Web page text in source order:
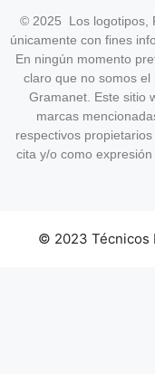
© 2025 Los logotipos,
únicamente con fines
En ningún momento
claro que no somos el
Gramanet. Este sitio
marcas
respectivos
cita y/o como
© 2023 Técnicos